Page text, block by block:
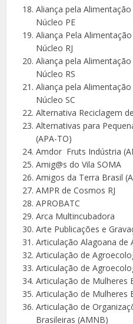
Aliança pela
Núcleo PE
Aliança Pela
Núcleo RJ
Aliança pela
Núcleo RS
Aliança pela
Núcleo SC
Alternativa Reciclagem
Alternativas para
(APA-TO)
Amdor Fruts Indústria
Amig@s do Vila SOMA
Amigos da Terra Brasil
AMPR de Cosmos RJ
APROBATC
Arca Multincubadora
Arte Publicações e
Articulação Alagoana de
Articulação de
Articulação de
Articulação de Mulheres
Articulação de Mulheres
Articulação de
Brasileiras (AMNB)